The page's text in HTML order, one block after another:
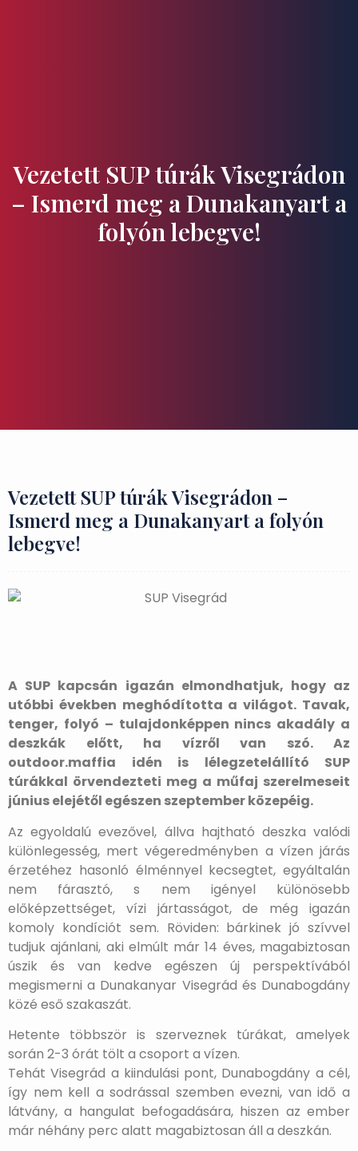
Vezetett SUP túrák Visegrádon
– Ismerd meg a Dunakanyart a
folyón lebegve!
Vezetett SUP túrák Visegrádon –
Ismerd meg a Dunakanyart a folyón
lebegve!
A SUP kapcsán igazán elmondhatjuk, hogy az
utóbbi években meghódította a világot. Tavak,
tenger, folyó – tulajdonképpen nincs akadály a
deszkák előtt, ha vízről van szó. Az
outdoor.maffia idén is lélegzetelállító SUP
túrákkal örvendezteti meg a műfaj szerelmeseit
június elejétől egészen szeptember közepéig.
Az egyoldalú evezővel, állva hajtható deszka valódi
különlegesség, mert végeredményben a vízen járás
érzetéhez hasonló élménnyel kecsegtet, egyáltalán
nem fárasztó, s nem igényel különösebb
előképzettséget, vízi jártasságot, de még igazán
komoly kondíciót sem. Röviden: bárkinek jó szívvel
tudjuk ajánlani, aki elmúlt már 14 éves, magabiztosan
úszik és van kedve egészen új perspektívából
megismerni a Dunakanyar Visegrád és Dunabogdány
közé eső szakaszát.
Hetente többször is szerveznek túrákat, amelyek
során 2-3 órát tölt a csoport a vízen.
Tehát Visegrád a kiindulási pont, Dunabogdány a cél,
így nem kell a sodrással szemben evezni, van idő a
látvány, a hangulat befogadására, hiszen az ember
már néhány perc alatt magabiztosan áll a deszkán.